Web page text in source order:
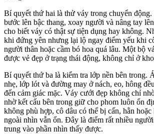
Bí quyết thứ hai là thử váy trong chuyển
bước lên bậc thang, xoay người và nâng tay
cho biết váy có thật sự tiện dụng hay không.
khi đứng yên nhưng lại lộ ngay điểm yếu khi
người thân hoặc cầm bó hoa quá lâu. Một bộ
được vẻ đẹp ở trạng thái động, không chỉ ở
Bí quyết thứ ba là kiểm tra lớp nền bên trong.
nhẹ, lớp lót và đường may ở nách, eo, hông
đến cảm giác mặc. Váy cưới đẹp không chỉ
nhờ kết cấu bên trong giữ cho phom luôn ổn
không phù hợp, cô dâu có thể bị cấn, hằn hoặc
ngoài nhìn vẫn ổn. Đây là điểm rất nhiều
trung vào phần nhìn thấy được.